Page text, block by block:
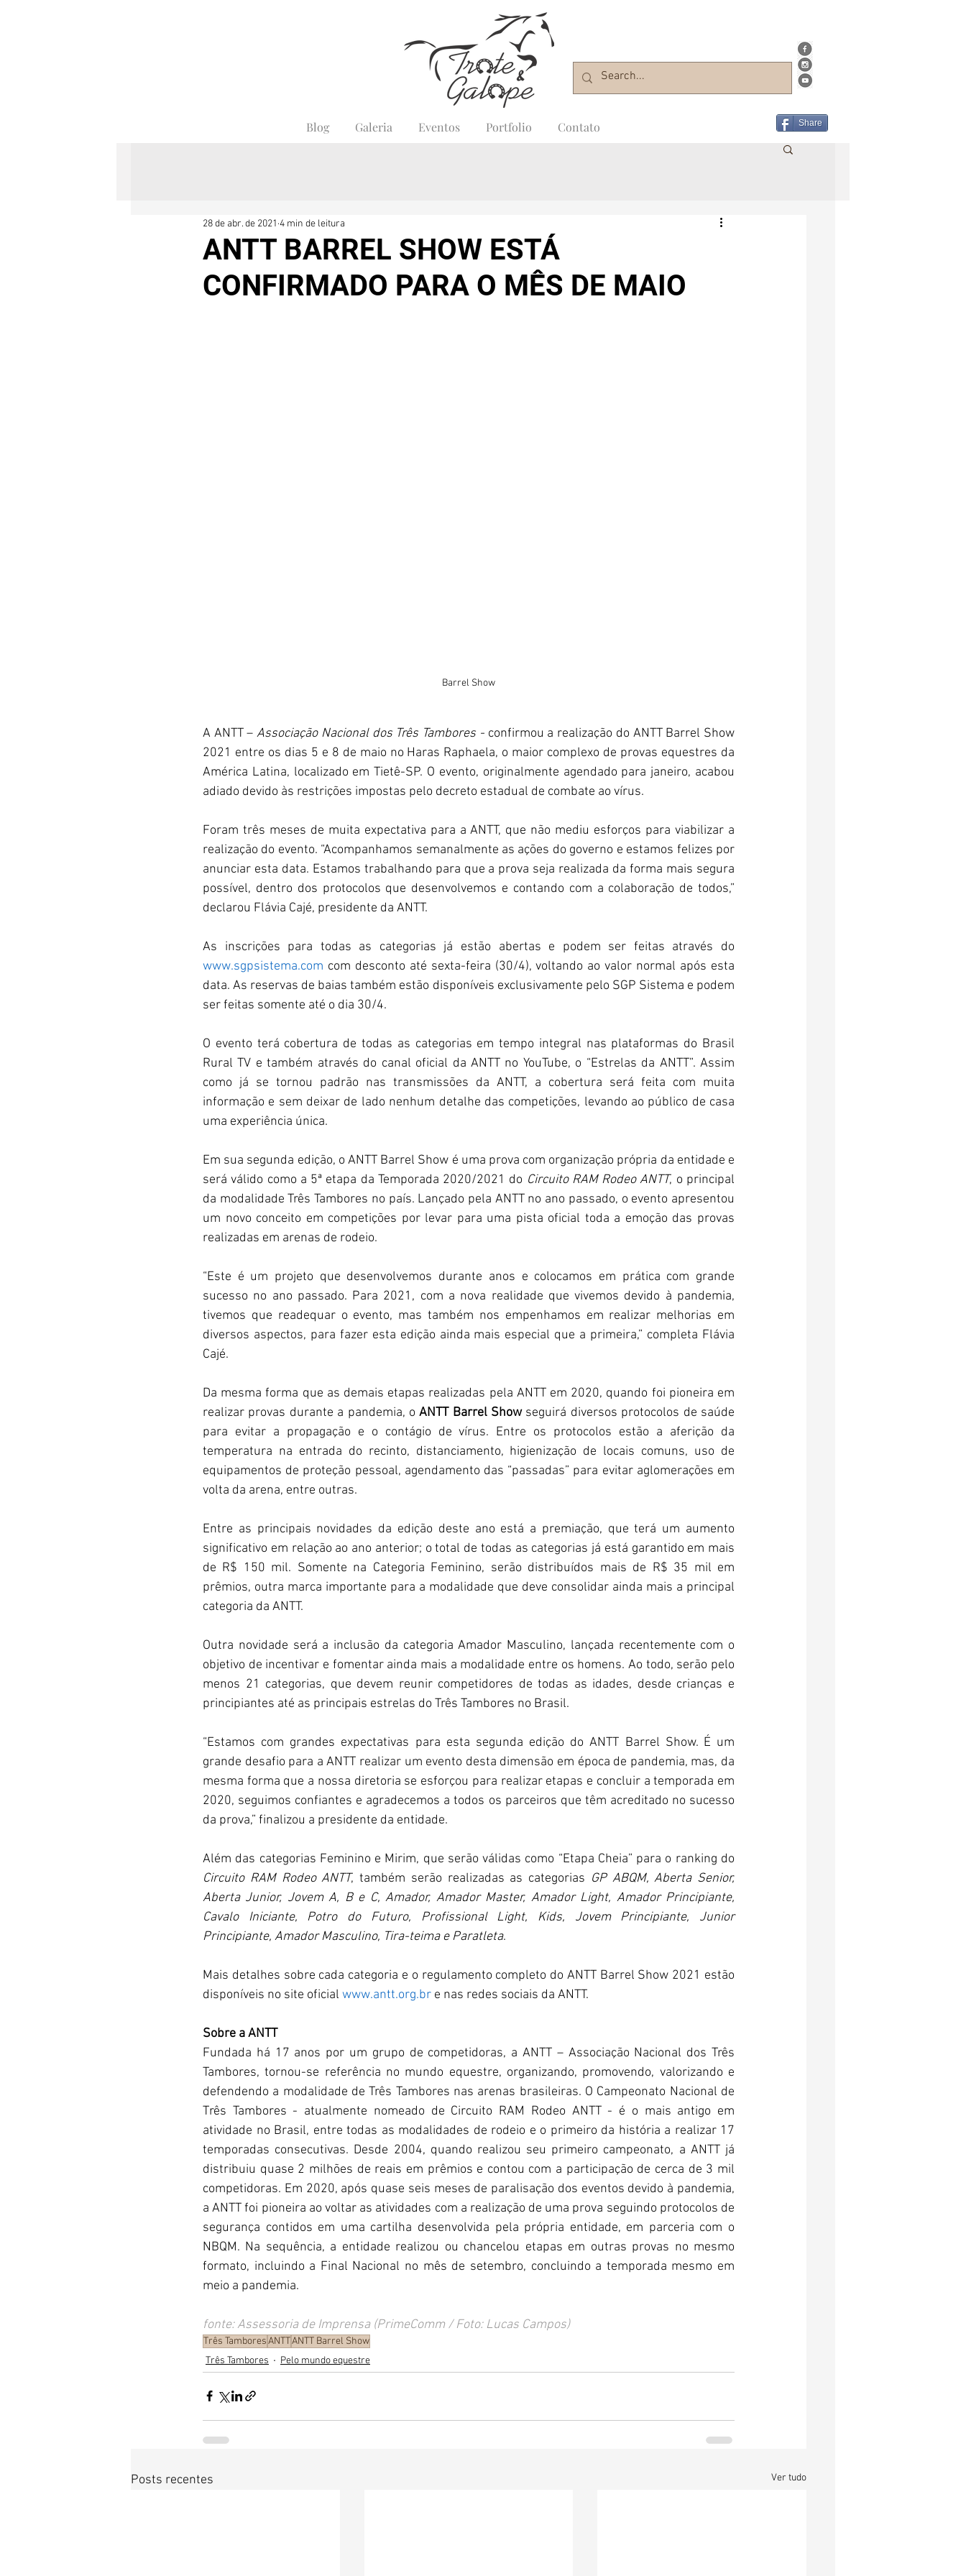
Blog Galeria Eventos Portfolio Contato Share
ANTT BARREL SHOW ESTÁ
CONFIRMADO PARA O MÊS DE MAIO
28 de abr. de 2021 4 min de leitura
Barrel Show
A ANTT – Associação Nacional dos Três Tambores - confirmou a realização do ANTT Barrel Show
2021 entre os dias 5 e 8 de maio no Haras Raphaela, o maior complexo de provas equestres da
América Latina, localizado em Tietê-SP. O evento, originalmente agendado para janeiro, acabou
adiado devido às restrições impostas pelo decreto estadual de combate ao vírus.
Foram três meses de muita expectativa para a ANTT, que não mediu esforços para viabilizar a
realização do evento. “Acompanhamos semanalmente as ações do governo e estamos felizes por
anunciar esta data. Estamos trabalhando para que a prova seja realizada da forma mais segura
possível, dentro dos protocolos que desenvolvemos e contando com a colaboração de todos,”
declarou Flávia Cajé, presidente da ANTT.
www.sgpsistema.com com desconto até sexta-feira (30/4), voltando ao valor normal após esta
data. As reservas de baias também estão disponíveis exclusivamente pelo SGP Sistema e podem
ser feitas somente até o dia 30/4.
O evento terá cobertura de todas as categorias em tempo integral nas plataformas do Brasil
Rural TV e também através do canal oficial da ANTT no YouTube, o “Estrelas da ANTT”. Assim
como já se tornou padrão nas transmissões da ANTT, a cobertura será feita com muita
informação e sem deixar de lado nenhum detalhe das competições, levando ao público de casa
uma experiência única.
Em sua segunda edição, o ANTT Barrel Show é uma prova com organização própria da entidade e
será válido como a 5ª etapa da Temporada 2020/2021 do Circuito RAM Rodeo ANTT, o principal
da modalidade Três Tambores no país. Lançado pela ANTT no ano passado, o evento apresentou
um novo conceito em competições por levar para uma pista oficial toda a emoção das provas
realizadas em arenas de rodeio.
“Este é um projeto que desenvolvemos durante anos e colocamos em prática com grande
sucesso no ano passado. Para 2021, com a nova realidade que vivemos devido à pandemia,
tivemos que readequar o evento, mas também nos empenhamos em realizar melhorias em
diversos aspectos, para fazer esta edição ainda mais especial que a primeira,” completa Flávia
Cajé.
Da mesma forma que as demais etapas realizadas pela ANTT em 2020, quando foi pioneira em
realizar provas durante a pandemia, o ANTT Barrel Show seguirá diversos protocolos de saúde
para evitar a propagação e o contágio de vírus. Entre os protocolos estão a aferição da
temperatura na entrada do recinto, distanciamento, higienização de locais comuns, uso de
equipamentos de proteção pessoal, agendamento das “passadas” para evitar aglomerações em
volta da arena, entre outras.
Entre as principais novidades da edição deste ano está a premiação, que terá um aumento
significativo em relação ao ano anterior; o total de todas as categorias já está garantido em mais
de R$ 150 mil. Somente na Categoria Feminino, serão distribuídos mais de R$ 35 mil em
prêmios, outra marca importante para a modalidade que deve consolidar ainda mais a principal
categoria da ANTT.
Outra novidade será a inclusão da categoria Amador Masculino, lançada recentemente com o
objetivo de incentivar e fomentar ainda mais a modalidade entre os homens. Ao todo, serão pelo
menos 21 categorias, que devem reunir competidores de todas as idades, desde crianças e
principiantes até as principais estrelas do Três Tambores no Brasil.
“Estamos com grandes expectativas para esta segunda edição do ANTT Barrel Show. É um
grande desafio para a ANTT realizar um evento desta dimensão em época de pandemia, mas, da
mesma forma que a nossa diretoria se esforçou para realizar etapas e concluir a temporada em
2020, seguimos confiantes e agradecemos a todos os parceiros que têm acreditado no sucesso
da prova,” finalizou a presidente da entidade.
Circuito RAM Rodeo ANTT, também serão realizadas as categorias GP ABQM, Aberta Senior,
Aberta Junior, Jovem A, B e C, Amador, Amador Master, Amador Light, Amador Principiante,
Cavalo Iniciante, Potro do Futuro, Profissional Light, Kids, Jovem Principiante, Junior
Principiante, Amador Masculino, Tira-teima e Paratleta.
Mais detalhes sobre cada categoria e o regulamento completo do ANTT Barrel Show 2021 estão
disponíveis no site oficial www.antt.org.br e nas redes sociais da ANTT.
Sobre a ANTT
Fundada há 17 anos por um grupo de competidoras, a ANTT – Associação Nacional dos Três
Tambores, tornou-se referência no mundo equestre, organizando, promovendo, valorizando e
defendendo a modalidade de Três Tambores nas arenas brasileiras. O Campeonato Nacional de
Três Tambores - atualmente nomeado de Circuito RAM Rodeo ANTT - é o mais antigo em
atividade no Brasil, entre todas as modalidades de rodeio e o primeiro da história a realizar 17
temporadas consecutivas. Desde 2004, quando realizou seu primeiro campeonato, a ANTT já
distribuiu quase 2 milhões de reais em prêmios e contou com a participação de cerca de 3 mil
competidoras. Em 2020, após quase seis meses de paralisação dos eventos devido à pandemia,
a ANTT foi pioneira ao voltar as atividades com a realização de uma prova seguindo protocolos de
segurança contidos em uma cartilha desenvolvida pela própria entidade, em parceria com o
NBQM. Na sequência, a entidade realizou ou chancelou etapas em outras provas no mesmo
formato, incluindo a Final Nacional no mês de setembro, concluindo a temporada mesmo em
meio a pandemia.
fonte: Assessoria de Imprensa (PrimeComm / Foto: Lucas Campos)
Três TamboresANTTANTT Barrel Show
Três Tambores
Pelo mundo equestre
Posts recentes Ver tudo